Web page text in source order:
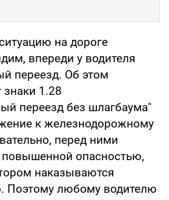
на дороге
впереди у водителя
переезд. Об этом
знаки 1.28
переезд без шлагбаума"
к железнодорожному
перед ними
повышенной опасностью,
наказываются
Поэтому любому водителю